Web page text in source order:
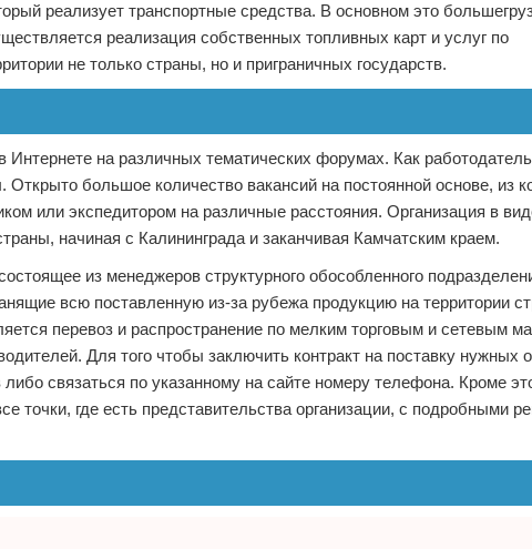
реализует транспортные средства. В основном это
реализация собственных топливных карт и услуг по
не только страны, но и приграничных государств.
на различных тематических форумах. Как работодатель
большое количество вакансий на постоянной основе, из
или экспедитором на различные расстояния. Организация в
начиная с Калининграда и заканчивая Камчатским краем.
из менеджеров структурного обособленного
всю поставленную из-за рубежа продукцию на территории
перевоз и распространение по мелким торговым и сетевым
Для того чтобы заключить контракт на поставку нужных
связаться по указанному на сайте номеру телефона. Кроме
точки, где есть представительства организации, с подробными